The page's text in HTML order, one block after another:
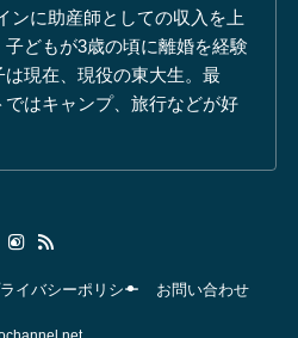
ンに助産師としての収入を上
どもが3歳の頃に離婚を経験
は現在、現役の東大生。最
はキャンプ、旅行などが好
イバシーポリシー お問い合わせ